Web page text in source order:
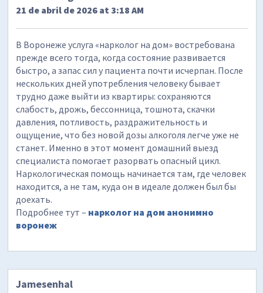
21 de abril de 2026 at 3:18 AM
В Воронеже услуга «нарколог на дом» востребована
прежде всего тогда, когда состояние развивается
быстро, а запас сил у пациента почти исчерпан. После
нескольких дней употребления человеку бывает
трудно даже выйти из квартиры: сохраняются
слабость, дрожь, бессонница, тошнота, скачки
давления, потливость, раздражительность и
ощущение, что без новой дозы алкоголя легче уже не
станет. Именно в этот момент домашний выезд
специалиста помогает разорвать опасный цикл.
Наркологическая помощь начинается там, где человек
находится, а не там, куда он в идеале должен был бы
доехать.
Подробнее тут – нарколог на дом анонимно
воронеж
Jamesenhal